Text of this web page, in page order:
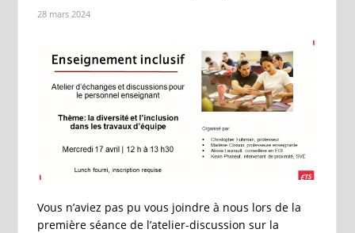
28 mars 2024
Vous n’aviez pas pu vous joindre à nous lors de la
première séance de l’atelier-discussion sur la